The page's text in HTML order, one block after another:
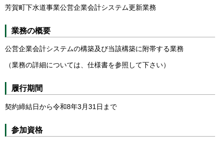
芳賀町下水道事業公営企業会計システム更新業務
業務の概要
公営企業会計システムの構築及び当該構築に附帯する業務
（業務の詳細については、仕様書を参照して下さい）
履行期間
契約締結日から令和8年3月31日まで
参加資格